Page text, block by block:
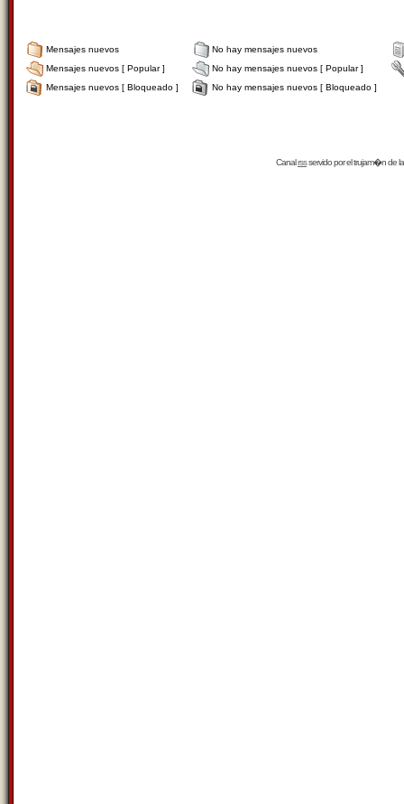
Mensajes nuevos
No hay mensajes nuevos
Mensajes nuevos [ Popular ]
No hay mensajes nuevos [ Popular ]
Mensajes nuevos [ Bloqueado ]
No hay mensajes nuevos [ Bloqueado ]
Canalrssservido por eltrujam�nde